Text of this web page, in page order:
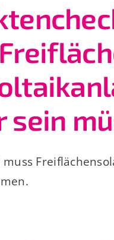
sein
muss